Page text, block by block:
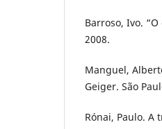
Barroso, Ivo.
2008.
Manguel,
Geiger. São
Rónai, Paulo. A